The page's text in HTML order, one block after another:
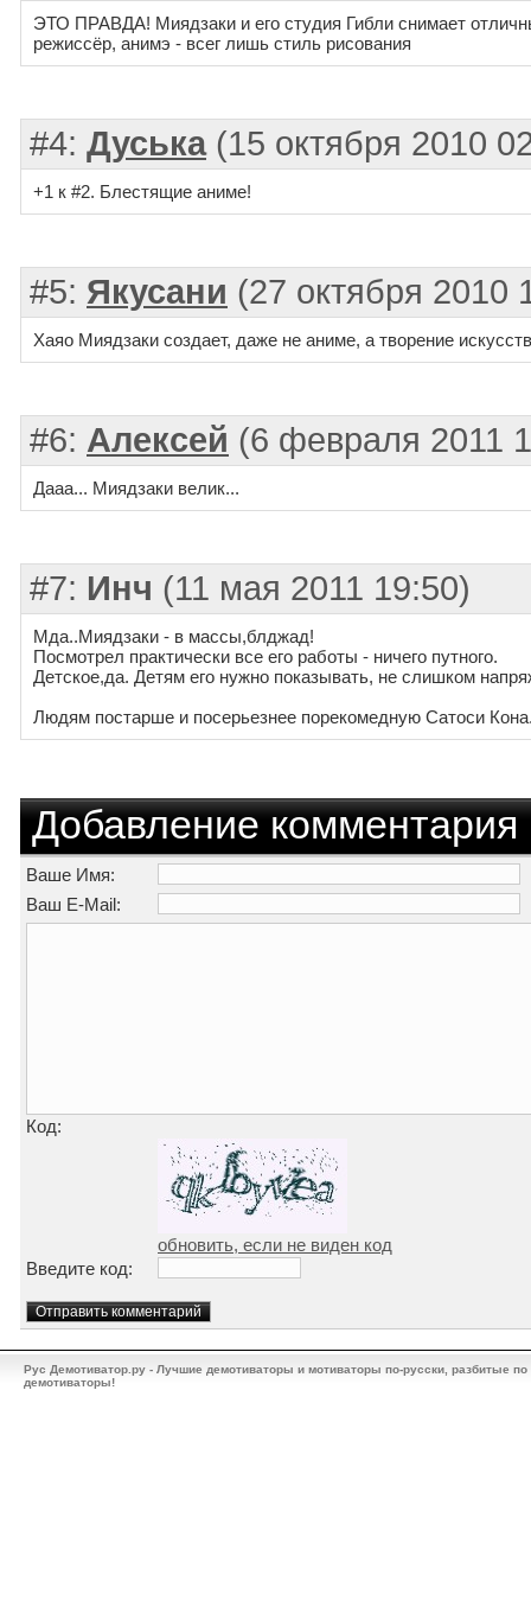
ЭТО ПРАВДА! Миядзаки и его студия Гибли снимает
режиссёр, анимэ - всег лишь стиль рисования
#4: Дуська(15 октября 2010
+1 к #2. Блестящие аниме!
#5: Якусани (27 октября 2010
Хаяо Миядзаки создает, даже не аниме, а творение
#6: Алексей (6 февраля 2011
Дааа... Миядзаки велик...
#7: Инч (11 мая 2011 19:50)
Мда..Миядзаки - в массы,блджад!
Посмотрел практически все его работы - ничего путного.
Детское,да. Детям его нужно показывать, не слишком
Людям постарше и посерьезнее порекомедную Сатоси
Добавление комментария
Ваше Имя:
Ваш E-Mail:
Код:
обновить, если не виден код
Введите код:
Рус Демотиватор.ру - Лучшие демотиваторы и мотиваторы по-русски, разбитые
демотиваторы!